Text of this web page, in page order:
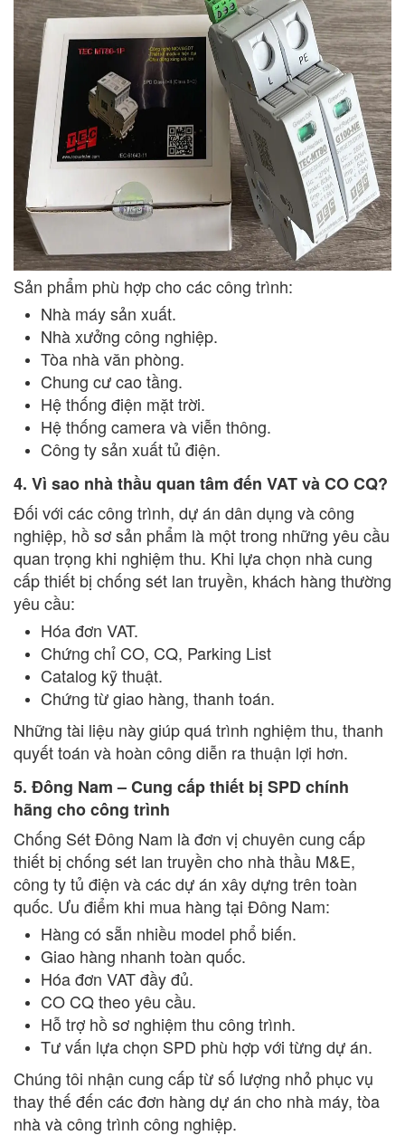
Sản phẩm phù hợp cho các công trình:
Nhà máy sản xuất.
Nhà xưởng công nghiệp.
Tòa nhà văn phòng.
Chung cư cao tầng.
Hệ thống điện mặt trời.
Hệ thống camera và viễn thông.
Công ty sản xuất tủ điện.
4. Vì sao nhà thầu quan tâm đến VAT và CO CQ?
Đối với các công trình, dự án dân dụng và công
nghiệp, hồ sơ sản phẩm là một trong những yêu cầu
quan trọng khi nghiệm thu. Khi lựa chọn nhà cung
cấp thiết bị chống sét lan truyền, khách hàng thường
yêu cầu:
Hóa đơn VAT.
Chứng chỉ CO, CQ, Parking List
Catalog kỹ thuật.
Chứng từ giao hàng, thanh toán.
Những tài liệu này giúp quá trình nghiệm thu, thanh
quyết toán và hoàn công diễn ra thuận lợi hơn.
5. Đông Nam – Cung cấp thiết bị SPD chính
hãng cho công trình
Chống Sét Đông Nam là đơn vị chuyên cung cấp
thiết bị chống sét lan truyền cho nhà thầu M&E,
công ty tủ điện và các dự án xây dựng trên toàn
quốc. Ưu điểm khi mua hàng tại Đông Nam:
Hàng có sẵn nhiều model phổ biến.
Giao hàng nhanh toàn quốc.
Hóa đơn VAT đầy đủ.
CO CQ theo yêu cầu.
Hỗ trợ hồ sơ nghiệm thu công trình.
Tư vấn lựa chọn SPD phù hợp với từng dự án.
Chúng tôi nhận cung cấp từ số lượng nhỏ phục vụ
thay thế đến các đơn hàng dự án cho nhà máy, tòa
nhà và công trình công nghiệp.